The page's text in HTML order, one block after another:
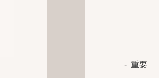
重要